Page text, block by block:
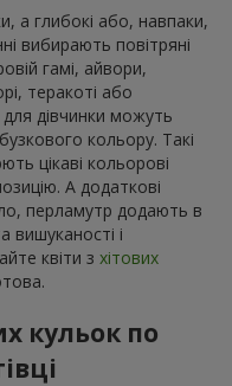
а глибокі або, навпаки,
вибирають повітряні
гамі, айвори,
теракоті або
дівчинки можуть
кольору. Такі
цікаві кольорові
А додаткові
перламутр додають в
вишуканості і
квіти з хітових
кульок по